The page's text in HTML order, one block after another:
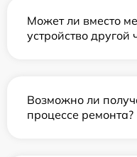
Может ли вместо
устройство другой
Возможно ли
процессе ремонта?